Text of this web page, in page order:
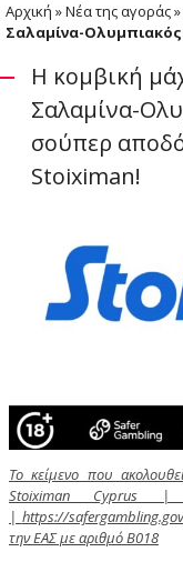
Αρχική »Νέα της αγοράς»
Σαλαμίνα-
Η κομβική
Σαλαμίνα-
σούπερ
Stoiximan!
Το κείμενο που
Stoiximan Cyprus |
| https://
την ΕΑΣ με αριθμό B018